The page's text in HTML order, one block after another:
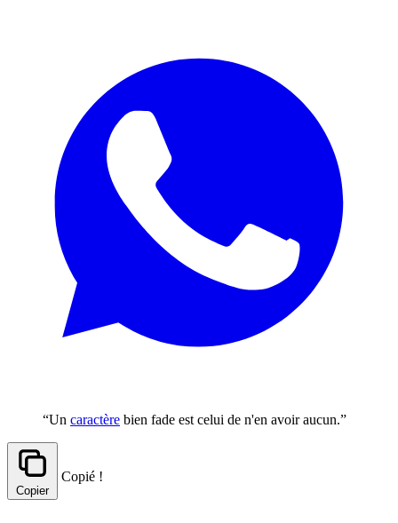
“Un caractère bien fade est celui de n'en avoir aucun.”
Copier
Copié !